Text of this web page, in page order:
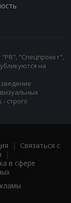
"Спецпроект",
на
строго
| Связаться с
|
в сфере